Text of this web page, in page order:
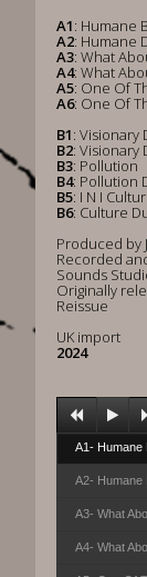
A1: Humane
A2: Humane
A3: What
A4: What
A5: One Of
A6: One Of
B1: Visionary
B2: Visionary
B3: Pollution
B4: Pollution
B5: I N I
B6: Culture
Produced by
Recorded
Sounds
Originally
Reissue
UK import
2024
A1- Humane
A2- Humane
A3- What
A4- What